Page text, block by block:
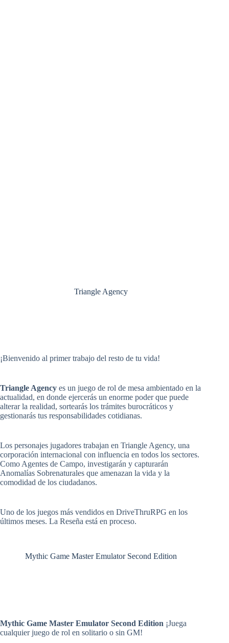
Triangle Agency
¡Bienvenido al primer trabajo del resto de tu vida!
Triangle Agency es un juego de rol de mesa ambientado en la
actualidad, en donde ejercerás un enorme poder que puede
alterar la realidad, sortearás los trámites burocráticos y
gestionarás tus responsabilidades cotidianas.
Los personajes jugadores trabajan en Triangle Agency, una
corporación internacional con influencia en todos los sectores.
Como Agentes de Campo, investigarán y capturarán
Anomalías Sobrenaturales que amenazan la vida y la
comodidad de los ciudadanos.
Uno de los juegos más vendidos en DriveThruRPG en los
últimos meses. La Reseña está en proceso.
Mythic Game Master Emulator Second Edition
Mythic Game Master Emulator Second Edition ¡Juega
cualquier juego de rol en solitario o sin GM!